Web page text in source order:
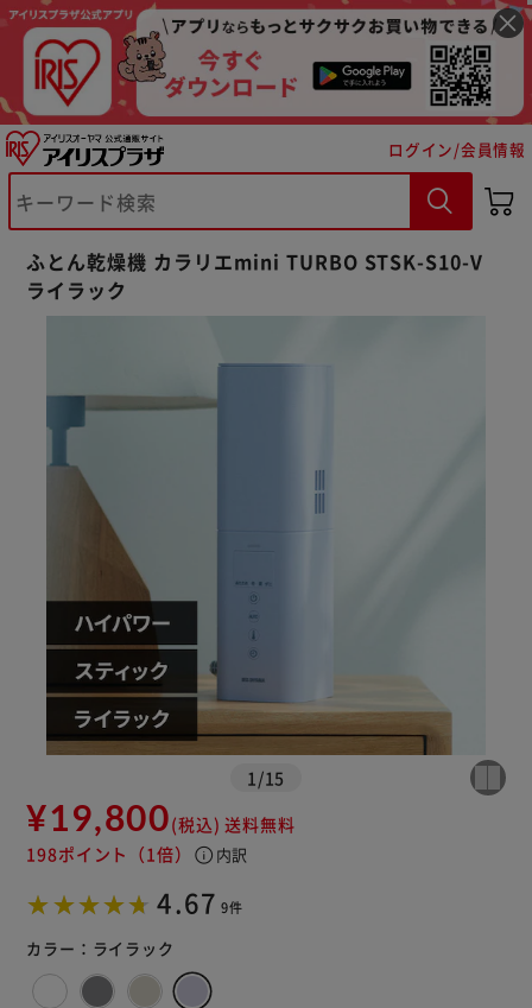
ログイン/会員情報
ふとん乾燥機 カラリエmini TURBO STSK-S10-V
ライラック
1 /15
¥19,800(税込) 送料無料
198ポイント （1倍） info 内訳
4.67 9件
カラー： ライラック
※ご確認ください
カートに入れる 購入手続きへ